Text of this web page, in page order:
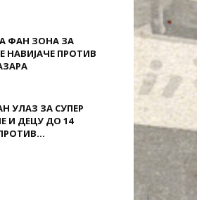
ФАН ЗОНА ЗА
НАВИЈАЧЕ ПРОТИВ
УЛАЗ ЗА СУПЕР
И ДЕЦУ ДО 14